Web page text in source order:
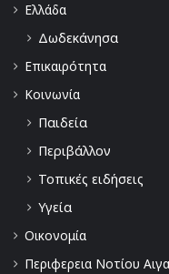
Ελλάδα
Δωδεκάνησα
Επικαιρότητα
Κοινωνία
Παιδεία
Περιβάλλον
Τοπικές ειδήσεις
Υγεία
Οικονομία
Περιφερεια Νοτίου